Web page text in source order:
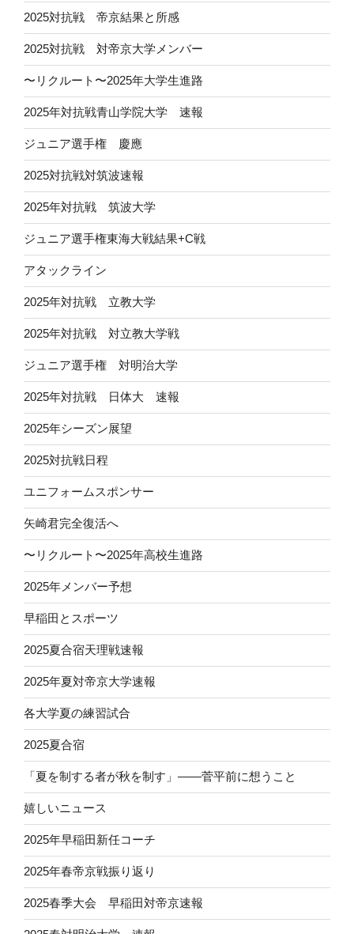
2025対抗戦 帝京結果と所感
2025対抗戦 対帝京大学メンバー
〜リクルート〜2025年大学生進路
2025年対抗戦青山学院大学 速報
ジュニア選手権 慶應
2025対抗戦対筑波速報
2025年対抗戦 筑波大学
ジュニア選手権東海大戦結果+C戦
アタックライン
2025年対抗戦 立教大学
2025年対抗戦 対立教大学戦
ジュニア選手権 対明治大学
2025年対抗戦 日体大 速報
2025年シーズン展望
2025対抗戦日程
ユニフォームスポンサー
矢崎君完全復活へ
〜リクルート〜2025年高校生進路
2025年メンバー予想
早稲田とスポーツ
2025夏合宿天理戦速報
2025年夏対帝京大学速報
各大学夏の練習試合
2025夏合宿
「夏を制する者が秋を制す」——菅平前に想うこと
嬉しいニュース
2025年早稲田新任コーチ
2025年春帝京戦振り返り
2025春季大会 早稲田対帝京速報